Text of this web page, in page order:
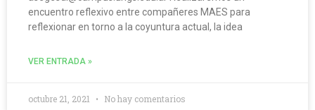
encuentro reflexivo entre compañeres MAES para
reflexionar en torno a la coyuntura actual, la idea
VER ENTRADA »
octubre 21, 2021 No hay comentarios